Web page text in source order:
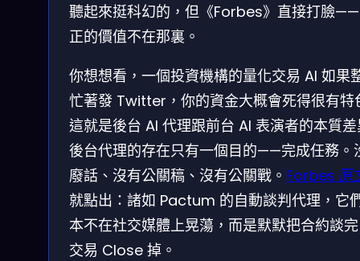
聽起來挺科幻的，但《Forbes》直接打臉
正的價值不在那裏。
你想想看，一個投資機構的量化交易 AI 如果
忙著發 Twitter，你的資金大概會死得很有特
這就是後台 AI 代理跟前台 AI 表演者的本質
後台代理的存在只有一個目的——完成任務。
廢話、沒有公關稿、沒有公關戰。 Forbes 原
就點出：諸如 Pactum 的自動談判代理，它
本不在社交媒體上晃蕩，而是默默把合約談
交易 Close 掉。